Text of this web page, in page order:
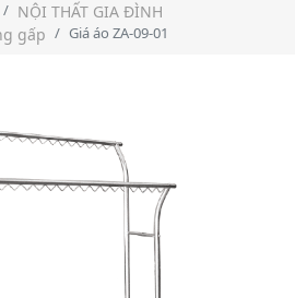
NỘI THẤT GIA ĐÌNH
gấp
Giá áo ZA-09-01